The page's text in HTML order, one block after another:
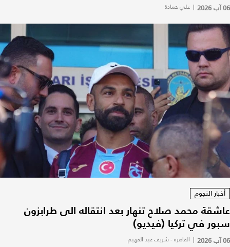
06 آب 2026 | علي حمادة
أخبار النجوم
عاشقة محمد صلاح تنهار بعد انتقاله الى طرابزون
سبور في تركيا (فيديو)
06 آب 2026 | القاهرة - شريف عبد الفهيم